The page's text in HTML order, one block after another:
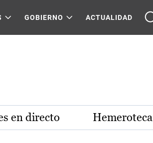
GOBIERNO ACTUALIDAD
en directo Hemeroteca